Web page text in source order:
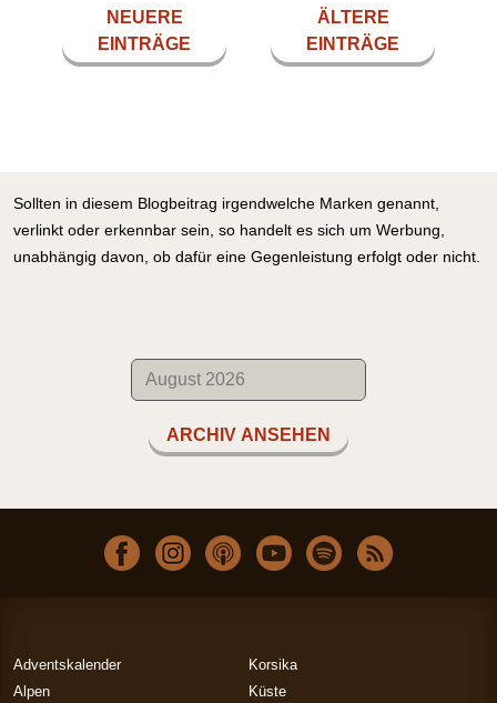
NEUERE
EINTRÄGE
ÄLTERE
EINTRÄGE
Sollten in diesem Blogbeitrag irgendwelche Marken genannt,
verlinkt oder erkennbar sein, so handelt es sich um Werbung,
unabhängig davon, ob dafür eine Gegenleistung erfolgt oder nicht.
ARCHIV ANSEHEN
Adventskalender
Alpen
Korsika
Küste